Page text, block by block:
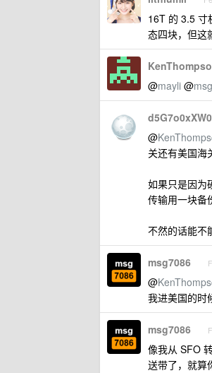
16T 的 3.5 寸
态四块，但这
@mayli @
@
关还有美国海
如果只是因为
传输用一块备
不然的话能不
msg7086
@
我进美国的时
msg7086
像我从 SFO
送带了，就